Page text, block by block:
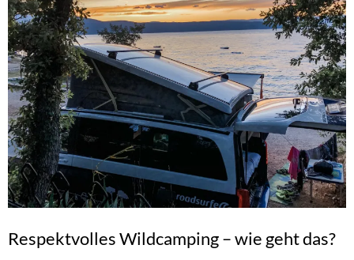
Respektvolles Wildcamping – wie geht das?